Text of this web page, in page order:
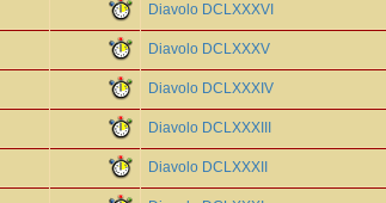
Diavolo DCLXXXVI
Diavolo DCLXXXV
Diavolo DCLXXXIV
Diavolo DCLXXXIII
Diavolo DCLXXXII